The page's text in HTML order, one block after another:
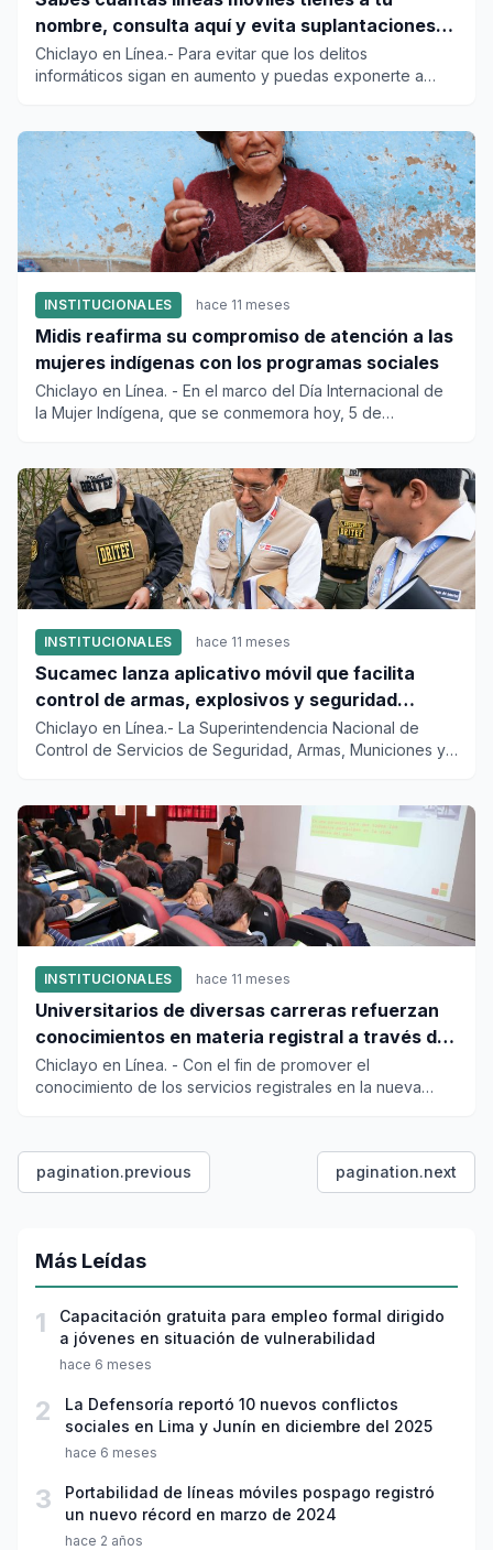
nombre, consulta aquí y evita suplantaciones
de identidad
Chiclayo en Línea.- Para evitar que los delitos
informáticos sigan en aumento y puedas exponerte a
INSTITUCIONALES hace 11 meses
Midis reafirma su compromiso de atención a las
mujeres indígenas con los programas sociales
Chiclayo en Línea. - En el marco del Día Internacional de
la Mujer Indígena, que se conmemora hoy, 5 de
INSTITUCIONALES hace 11 meses
Sucamec lanza aplicativo móvil que facilita
control de armas, explosivos y seguridad
privada
Chiclayo en Línea.- La Superintendencia Nacional de
Control de Servicios de Seguridad, Armas, Municiones y
INSTITUCIONALES hace 11 meses
Universitarios de diversas carreras refuerzan
conocimientos en materia registral a través de
“Sunarp: Clase Maestra”
Chiclayo en Línea. - Con el fin de promover el
conocimiento de los servicios registrales en la nueva
pagination.previous pagination.next
Más Leídas
1
Capacitación gratuita para empleo formal dirigido
a jóvenes en situación de vulnerabilidad
hace 6 meses
2
La Defensoría reportó 10 nuevos conflictos
sociales en Lima y Junín en diciembre del 2025
hace 6 meses
3
Portabilidad de líneas móviles pospago registró
un nuevo récord en marzo de 2024
hace 2 años